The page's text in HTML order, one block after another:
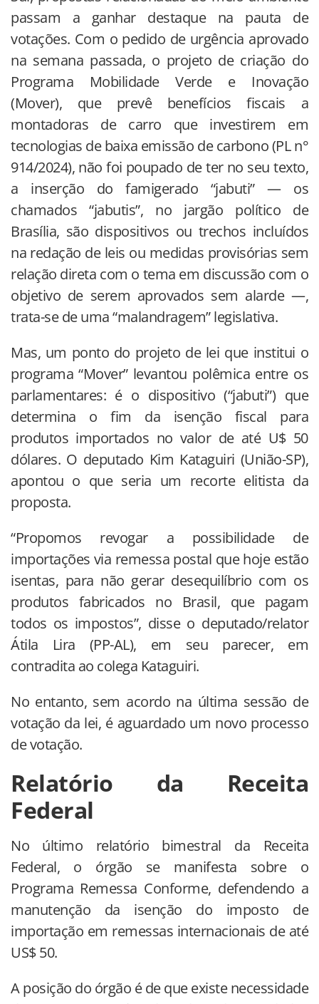
passam a ganhar destaque na pauta de
votações. Com o pedido de urgência aprovado
na semana passada, o projeto de criação do
Programa Mobilidade Verde e Inovação
(Mover), que prevê benefícios fiscais a
montadoras de carro que investirem em
tecnologias de baixa emissão de carbono (PL n°
914/2024), não foi poupado de ter no seu texto,
a inserção do famigerado “jabuti” — os
chamados “jabutis”, no jargão político de
Brasília, são dispositivos ou trechos incluídos
na redação de leis ou medidas provisórias sem
relação direta com o tema em discussão com o
objetivo de serem aprovados sem alarde —,
trata-se de uma “malandragem” legislativa.
Mas, um ponto do projeto de lei que institui o
programa “Mover” levantou polêmica entre os
parlamentares: é o dispositivo (“jabuti”) que
determina o fim da isenção fiscal para
produtos importados no valor de até U$ 50
dólares. O deputado Kim Kataguiri (União-SP),
apontou o que seria um recorte elitista da
proposta.
“Propomos revogar a possibilidade de
importações via remessa postal que hoje estão
isentas, para não gerar desequilíbrio com os
produtos fabricados no Brasil, que pagam
todos os impostos”, disse o deputado/relator
Átila Lira (PP-AL), em seu parecer, em
contradita ao colega Kataguiri.
No entanto, sem acordo na última sessão de
votação da lei, é aguardado um novo processo
de votação.
Relatório da Receita
Federal
No último relatório bimestral da Receita
Federal, o órgão se manifesta sobre o
Programa Remessa Conforme, defendendo a
manutenção da isenção do imposto de
importação em remessas internacionais de até
US$ 50.
A posição do órgão é de que existe necessidade